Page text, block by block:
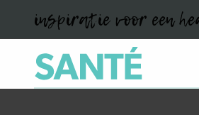
inspiratie voor een